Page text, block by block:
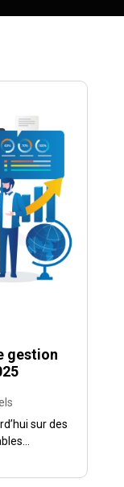
gestion
sur des